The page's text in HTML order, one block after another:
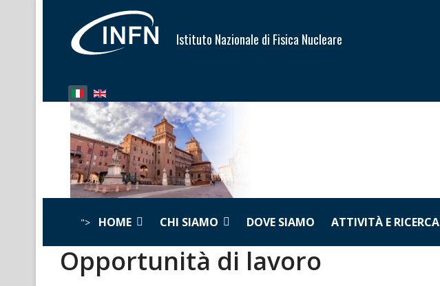
Istituto Nazionale di Fisica Nucleare
Seleziona la tua lingua
"> HOME CHI SIAMO DOVE SIAMO ATTIVITÀ E RICERCA
Opportunità di lavoro